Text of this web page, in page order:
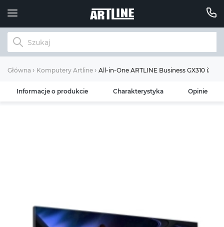
Główna Komputery Artline All-in-One ARTLINE Business GX310 i3
Informacje o produkcie Charakterystyka Opinie